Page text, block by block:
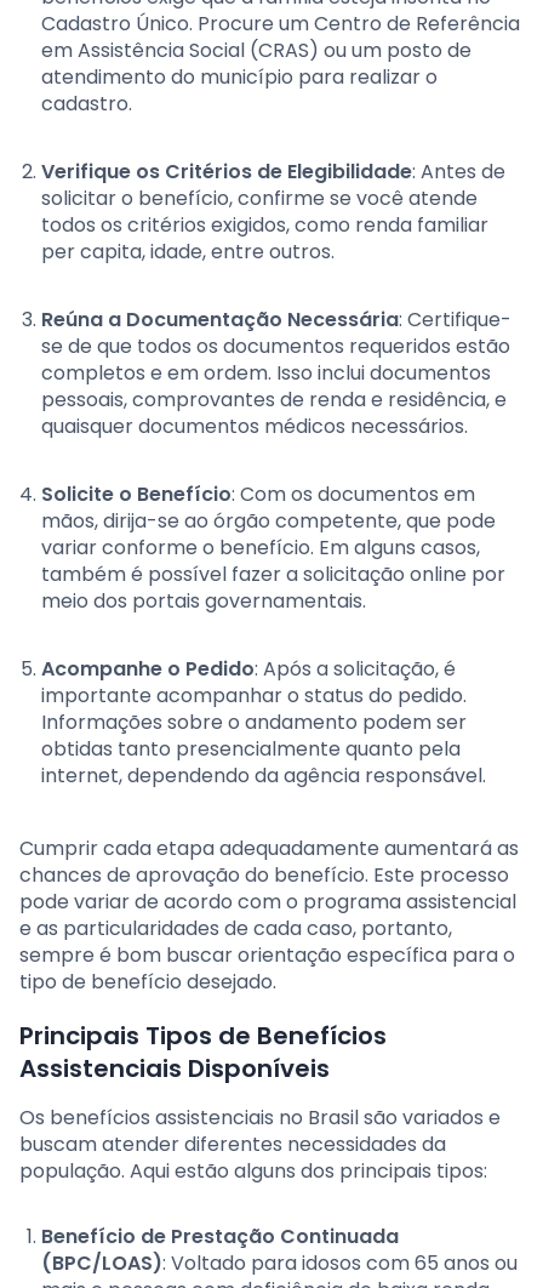
Cadastro Único. Procure um Centro de Referência
em Assistência Social (CRAS) ou um posto de
atendimento do município para realizar o
cadastro.
Verifique os Critérios de Elegibilidade: Antes de
solicitar o benefício, confirme se você atende
todos os critérios exigidos, como renda familiar
per capita, idade, entre outros.
Reúna a Documentação Necessária: Certifique-
se de que todos os documentos requeridos estão
completos e em ordem. Isso inclui documentos
pessoais, comprovantes de renda e residência, e
quaisquer documentos médicos necessários.
Solicite o Benefício: Com os documentos em
mãos, dirija-se ao órgão competente, que pode
variar conforme o benefício. Em alguns casos,
também é possível fazer a solicitação online por
meio dos portais governamentais.
Acompanhe o Pedido: Após a solicitação, é
importante acompanhar o status do pedido.
Informações sobre o andamento podem ser
obtidas tanto presencialmente quanto pela
internet, dependendo da agência responsável.
Cumprir cada etapa adequadamente aumentará as
chances de aprovação do benefício. Este processo
pode variar de acordo com o programa assistencial
e as particularidades de cada caso, portanto,
sempre é bom buscar orientação específica para o
tipo de benefício desejado.
Principais Tipos de Benefícios
Assistenciais Disponíveis
Os benefícios assistenciais no Brasil são variados e
buscam atender diferentes necessidades da
população. Aqui estão alguns dos principais tipos:
Benefício de Prestação Continuada
(BPC/LOAS): Voltado para idosos com 65 anos ou